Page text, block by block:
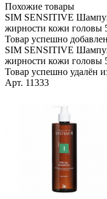
Похожие товары
SIM SENSITIVE
жирности кожи головы
Товар успешно
SIM SENSITIVE
жирности кожи головы
Товар успешно удалён
Арт. 11333